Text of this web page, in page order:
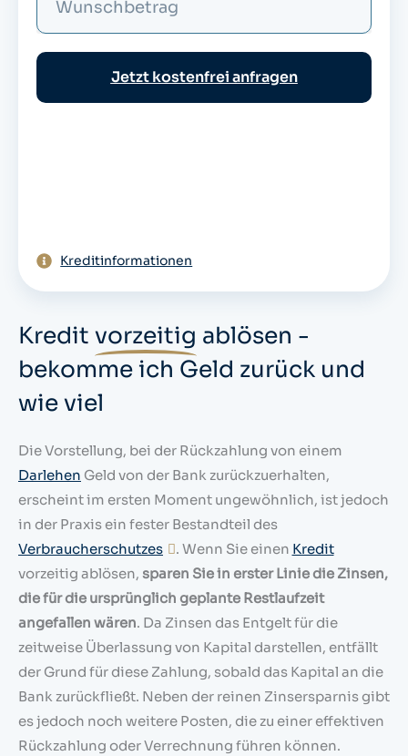
c
h
Jetzt kostenfrei anfragen
Kreditinformationen
Kredit vorzeitig ablösen -
bekomme ich Geld zurück und
wie viel
Die Vorstellung, bei der Rückzahlung von einem
Darlehen Geld von der Bank zurückzuerhalten,
erscheint im ersten Moment ungewöhnlich, ist jedoch
in der Praxis ein fester Bestandteil des
Verbraucherschutzes
. Wenn Sie einen Kredit
vorzeitig ablösen, sparen Sie in erster Linie die Zinsen,
die für die ursprünglich geplante Restlaufzeit
angefallen wären. Da Zinsen das Entgelt für die
zeitweise Überlassung von Kapital darstellen, entfällt
der Grund für diese Zahlung, sobald das Kapital an die
Bank zurückfließt. Neben der reinen Zinsersparnis gibt
es jedoch noch weitere Posten, die zu einer effektiven
Rückzahlung oder Verrechnung führen können.